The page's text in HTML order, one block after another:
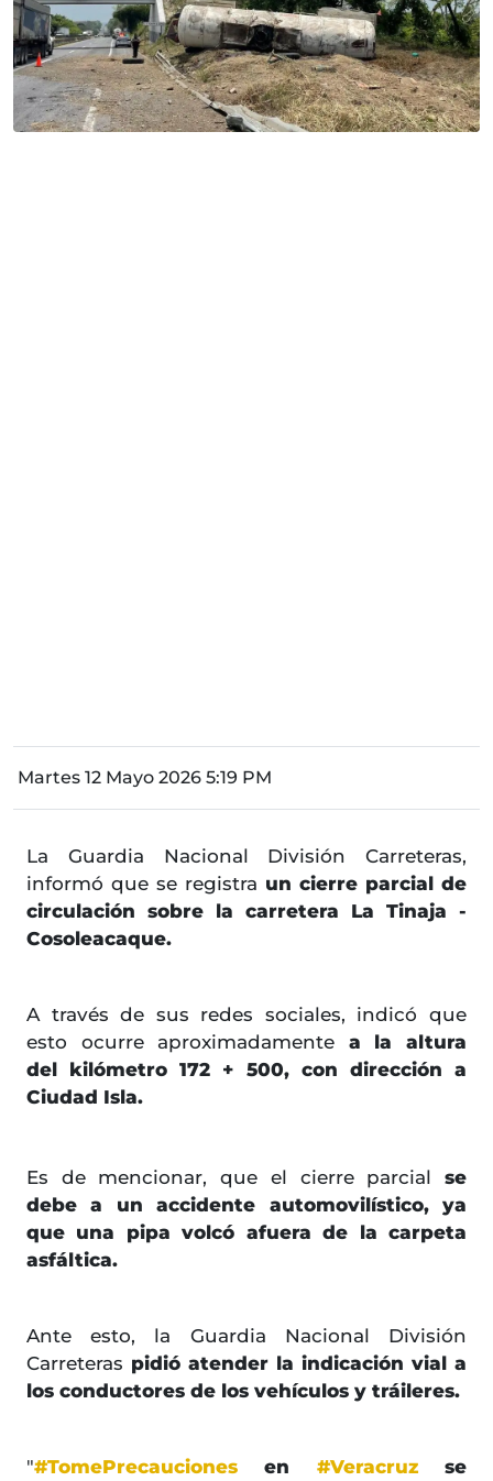
Martes 12 Mayo 2026 5:19 PM
La Guardia Nacional División Carreteras,
informó que se registra un cierre parcial de
circulación sobre la carretera La Tinaja -
Cosoleacaque.
A través de sus redes sociales, indicó que
esto ocurre aproximadamente a la altura
del kilómetro 172 + 500, con dirección a
Ciudad Isla.
Es de mencionar, que el cierre parcial se
debe a un accidente automovilístico, ya
que una pipa volcó afuera de la carpeta
asfáltica.
Ante esto, la Guardia Nacional División
Carreteras pidió atender la indicación vial a
los conductores de los vehículos y tráileres.
"#TomePrecauciones en #Veracruzse